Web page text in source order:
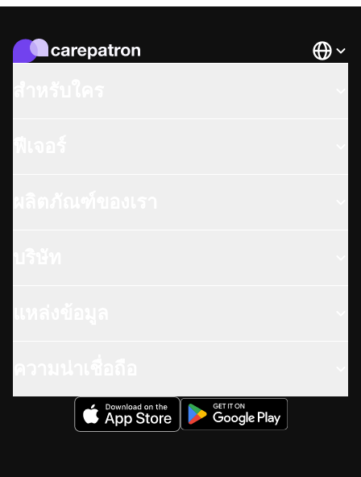
การนำเข้าพร้อมคำแนะนำสำหรับแพลตฟอร์ม
จะจับคู่ฟิลด์ข้อมูลของคุณโดยอัตโนมัติ